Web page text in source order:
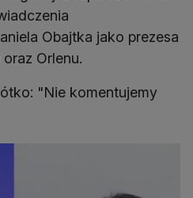
Obajtka jako prezesa
Orlenu.
"Nie komentujemy